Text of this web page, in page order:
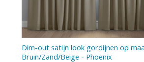
Dim-out satijn look gordijnen op
Bruin/Zand/Beige - Phoenix